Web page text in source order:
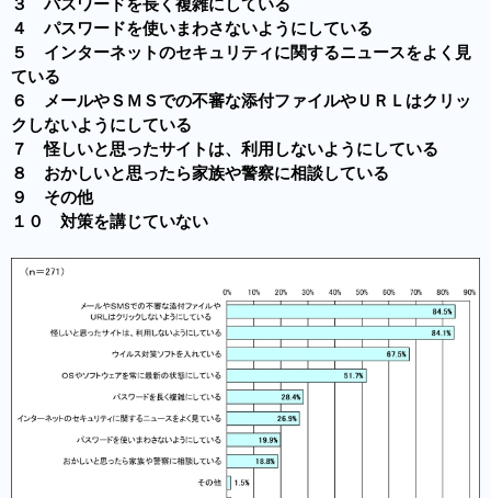
３ パスワードを長く複雑にしている
４ パスワードを使いまわさないようにしている
５ インターネットのセキュリティに関するニュースをよく見
ている
６ メールやＳＭＳでの不審な添付ファイルやＵＲＬはクリッ
クしないようにしている
７ 怪しいと思ったサイトは、利用しないようにしている
８ おかしいと思ったら家族や警察に相談している
９ その他
１０ 対策を講じていない